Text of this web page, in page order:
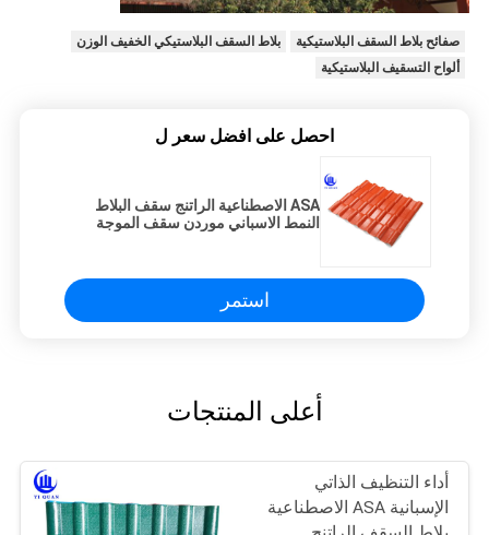
صفائح بلاط السقف البلاستيكية
بلاط السقف البلاستيكي الخفيف الوزن
ألواح التسقيف البلاستيكية
احصل على افضل سعر ل
ASA الاصطناعية الراتنج سقف البلاط
النمط الاسباني موردن سقف الموجة
استمر
أعلى المنتجات
أداء التنظيف الذاتي
الإسبانية ASA الاصطناعية